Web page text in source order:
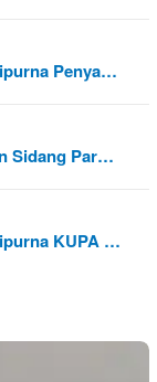
Penya…
Sidang Par…
KUPA …